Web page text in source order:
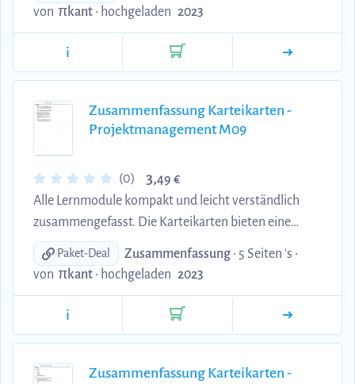
alle, die auf der Suche nach einer prägnanten
Zusammenfassung sind.
von πkant • hochgeladen 2023
i
Zusammenfassung Karteikarten -
Projektmanagement M09
(0) 3,49 €
Alle Lernmodule kompakt und leicht verständlich
zusammengefasst. Die Karteikarten bieten eine
effiziente Möglichkeit, sich das Wesentliche
anzueignen und Ihr Wissen zu vertiefen. Perfekt für
alle, die auf der Suche nach einer prägnanten
Zusammenfassung sind.
Paket-Deal Zusammenfassung • 5 Seiten 's •
von πkant • hochgeladen 2023
i
Zusammenfassung Karteikarten -